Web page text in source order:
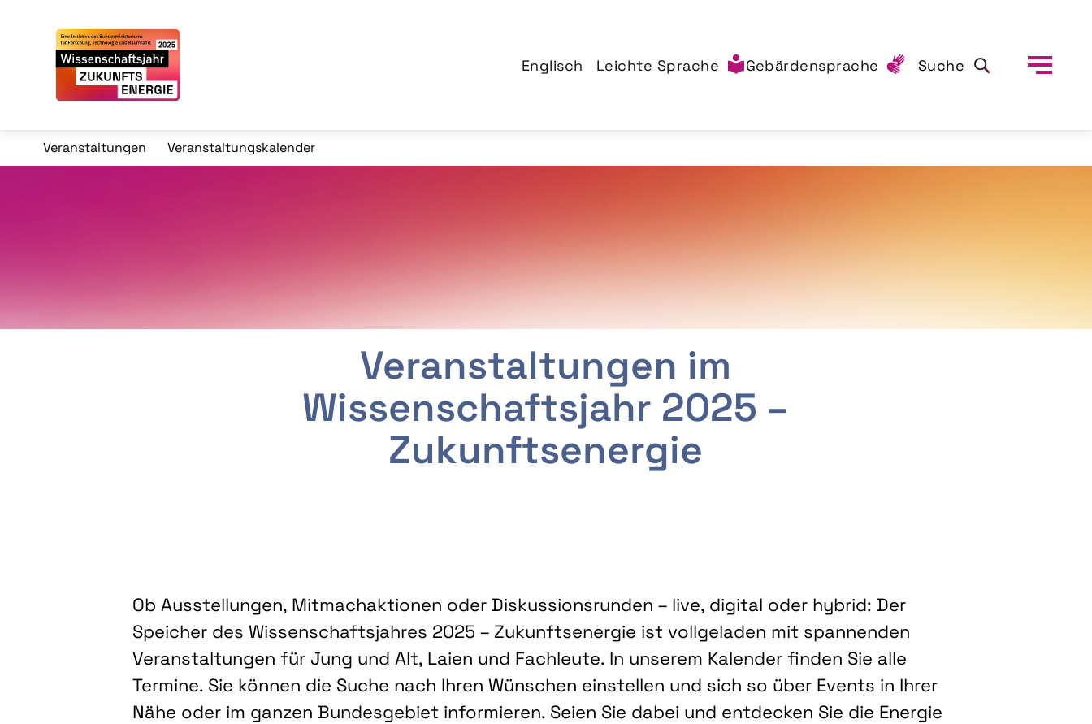
Englisch Leichte Sprache Gebärdensprache Suche
Veranstaltungen Veranstaltungskalender
Veranstaltungen im
Wissenschaftsjahr 2025 –
Zukunftsenergie
Ob Ausstellungen, Mitmachaktionen oder Diskussionsrunden – live, digital oder hybrid: Der
Speicher des Wissenschaftsjahres 2025 – Zukunftsenergie ist vollgeladen mit spannenden
Veranstaltungen für Jung und Alt, Laien und Fachleute. In unserem Kalender finden Sie alle
Termine. Sie können die Suche nach Ihren Wünschen einstellen und sich so über Events in Ihrer
Nähe oder im ganzen Bundesgebiet informieren. Seien Sie dabei und entdecken Sie die Energie